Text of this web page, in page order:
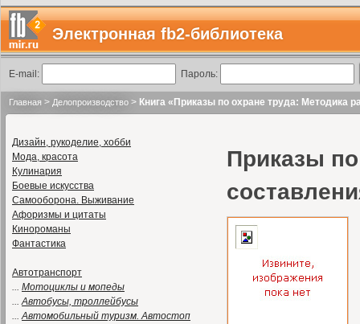
Электронная fb2-библиотека
E-mail: Пароль:
Главная > Делопроизводство > Книга «Приказы по охране труда: Методика
Дизайн, рукоделие, хобби
Мода, красота
Кулинария
Боевые искусства
Самооборона. Выживание
Афоризмы и цитаты
Кинороманы
Фантастика
Автотранспорт
... Мотоциклы и мопеды
...Автобусы, троллейбусы
...Автомобильный туризм. Автостоп
Приказы